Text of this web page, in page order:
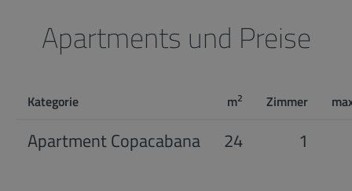
Apartments und Preise
Kategorie m2 Zimmer
Apartment Copacabana 24 1